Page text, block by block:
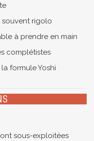
souvent rigolo
à prendre en main
complétistes
formule Yoshi
sous-exploitées